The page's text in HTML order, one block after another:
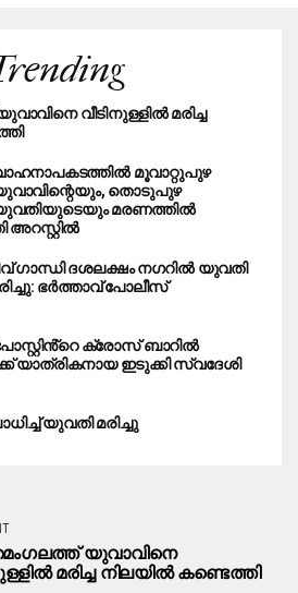
വീടിനുള്ളിൽ മരിച്ച
മൂവാറ്റുപുഴ
തൊടുപുഴ
മരണത്തില്‍
അറസ്റ്റില്‍
ഗാന്ധി ദശലക്ഷം നഗറിൽ യുവതി
മരിച്ചു: ഭർത്താവ് പോലീസ്
ക്രോസ് ബാറില്‍
യാത്രികനായ ഇടുക്കി സ്വദേശി
യുവതി മരിച്ചു
യുവാവിനെ
മരിച്ച നിലയിൽ കണ്ടെത്തി